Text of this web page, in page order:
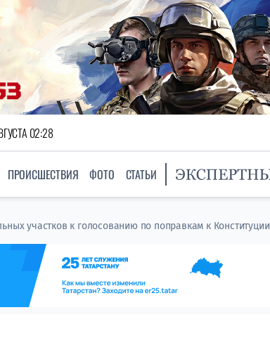
02:28
ПРОИСШЕСТВИЯ ФОТО СТАТЬИ
участков к голосованию по поправкам к Конституции